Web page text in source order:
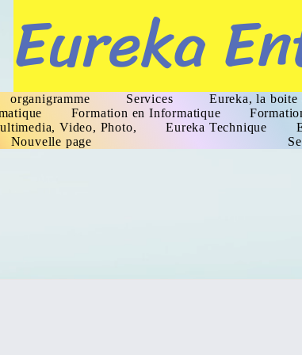
Eureka
organigramme Services Eureka, la boite
Formation en Informatique
Video, Photo,
Eureka Technique
Nouvelle page